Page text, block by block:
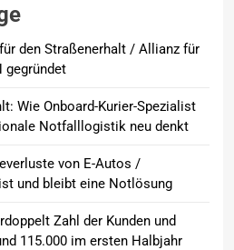
erhebliches Potenzial
den Straßenerhalt / Allianz für
gegründet
Wie Onboard-Kurier-Spezialist
Notfalllogistik neu denkt
von E-Autos /
und bleibt eine Notlösung
Zahl der Kunden und
115.000 im ersten Halbjahr